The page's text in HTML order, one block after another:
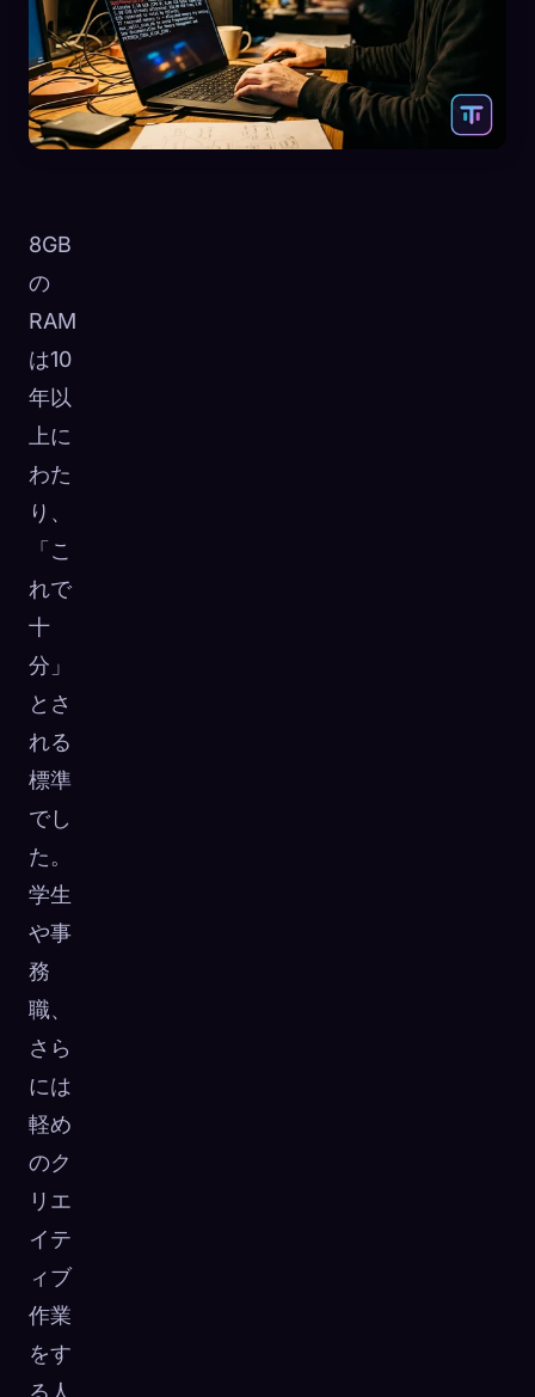
8GB
の
RAM
は10
年以
上に
わた
り、
「こ
れで
十
分」
とさ
れる
標準
でし
た。
学生
や事
務
職、
さら
には
軽め
のク
リエ
イテ
ィブ
作業
をす
る人
☁️